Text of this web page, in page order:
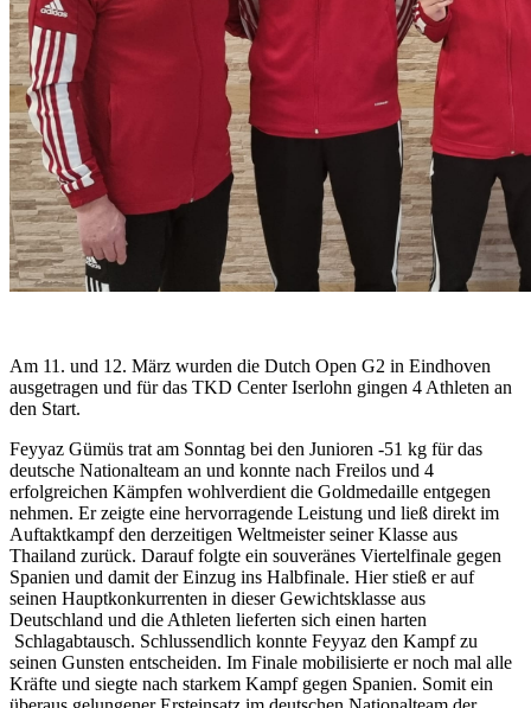
Am 11. und 12. März wurden die Dutch Open G2 in Eindhoven
ausgetragen und für das TKD Center Iserlohn gingen 4 Athleten an
den Start.
Feyyaz Gümüs trat am Sonntag bei den Junioren -51 kg für das
deutsche Nationalteam an und konnte nach Freilos und 4
erfolgreichen Kämpfen wohlverdient die Goldmedaille entgegen
nehmen. Er zeigte eine hervorragende Leistung und ließ direkt im
Auftaktkampf den derzeitigen Weltmeister seiner Klasse aus
Thailand zurück. Darauf folgte ein souveränes Viertelfinale gegen
Spanien und damit der Einzug ins Halbfinale. Hier stieß er auf
seinen Hauptkonkurrenten in dieser Gewichtsklasse aus
Deutschland und die Athleten lieferten sich einen harten
Schlagabtausch. Schlussendlich konnte Feyyaz den Kampf zu
seinen Gunsten entscheiden. Im Finale mobilisierte er noch mal alle
Kräfte und siegte nach starkem Kampf gegen Spanien. Somit ein